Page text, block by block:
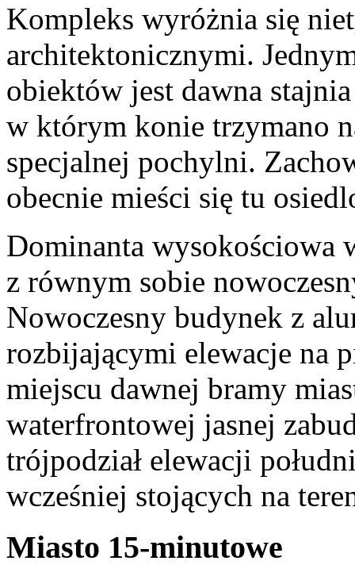
Kompleks wyróżnia się
architektonicznymi.
obiektów jest dawna
w którym konie trzymano
specjalnej pochylni.
obecnie mieści się tu
Dominanta wysokościowa
z równym sobie
Nowoczesny budynek z
rozbijającymi elewacje na
miejscu dawnej bramy
waterfrontowej jasnej
trójpodział elewacji
wcześniej stojących na
Miasto 15-minutowe